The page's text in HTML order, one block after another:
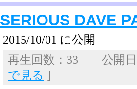
SERIOUS DAVE
2015/10/01 に公開
再生回数：33 公開
で見る ]